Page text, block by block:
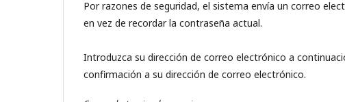
Por razones de seguridad, el sistema envía un correo
en vez de recordar la contraseña actual.
Introduzca su dirección de correo electrónico a
confirmación a su dirección de correo electrónico.